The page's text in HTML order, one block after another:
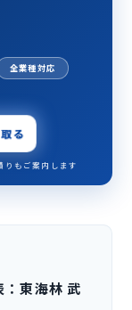
全業種対応
る
もご案内します
：東海林 武